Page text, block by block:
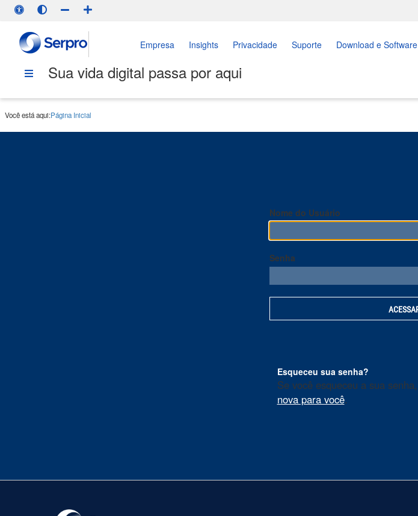
Empresa Insights Privacidade Suporte Download e Software
Sua vida digital passa por aqui
Você está aqui:Página Inicial
Nome do Usuário
Senha
Esqueceu sua senha?
Se você esqueceu a sua senha,
nova para você.